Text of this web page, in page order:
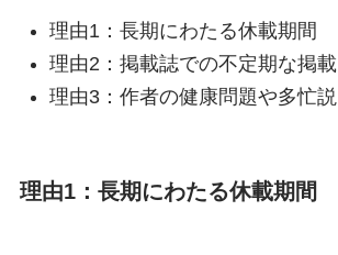
理由1：長期にわたる休載期間
理由2：掲載誌での不定期な掲載
理由3：作者の健康問題や多忙説
理由1：長期にわたる休載期間